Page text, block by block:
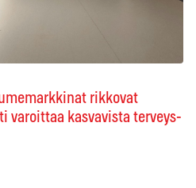
rikkovat
varoittaa kasvavista terveys-